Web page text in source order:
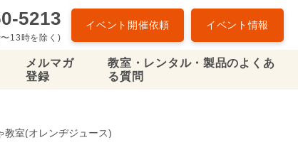
5213
13時を除く)
イベント開催依頼 イベント情報
メルマガ
登録
教室・レンタル・製品のよくあ
る質問
教室(オレンヂジュース)